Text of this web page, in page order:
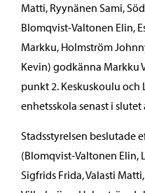
Matti, Ryynänen Sami,
Blomqvist-Valtonen Elin,
Markku, Holmström
Kevin) godkänna Markku
punkt 2. Keskuskoulu
enhetsskola senast i slutet
Stadsstyrelsen beslutade
(Blomqvist-Valtonen Elin,
Sigfrids Frida, Valasti